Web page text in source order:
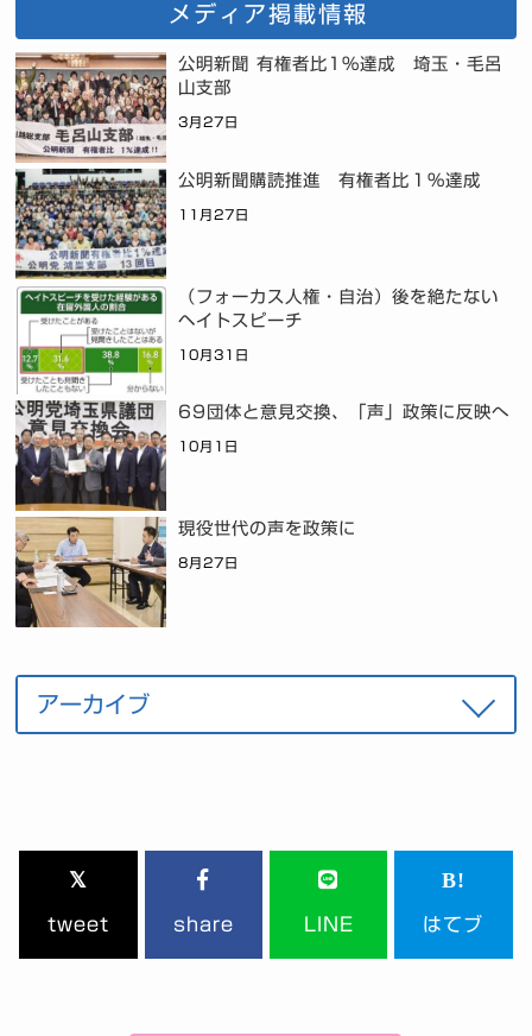
メディア掲載情報
公明新聞 有権者比1%達成 埼玉・毛呂
山支部
3月27日
公明新聞購読推進 有権者比１％達成
11月27日
（フォーカス人権・自治）後を絶たない
ヘイトスピーチ
10月31日
69団体と意見交換、「声」政策に反映へ
10月1日
現役世代の声を政策に
8月27日
tweet share LINE はてブ